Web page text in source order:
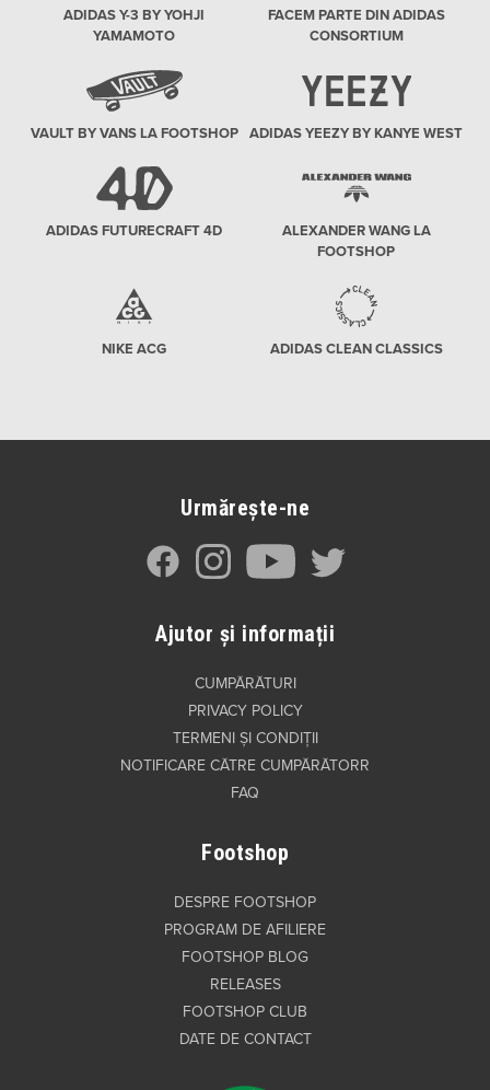
ADIDAS Y-3 BY YOHJI
YAMAMOTO
FACEM PARTE DIN ADIDAS
CONSORTIUM
VAULT BY VANS LA FOOTSHOP ADIDAS YEEZY BY KANYE WEST
ADIDAS FUTURECRAFT 4D
ALEXANDER WANG LA
FOOTSHOP
NIKE ACG ADIDAS CLEAN CLASSICS
Urmărește-ne
Ajutor și informații
CUMPĂRĂTURI
PRIVACY POLICY
TERMENI ȘI CONDIȚII
NOTIFICARE CĂTRE CUMPĂRĂTORR
FAQ
Footshop
DESPRE FOOTSHOP
PROGRAM DE AFILIERE
FOOTSHOP BLOG
RELEASES
FOOTSHOP CLUB
DATE DE CONTACT